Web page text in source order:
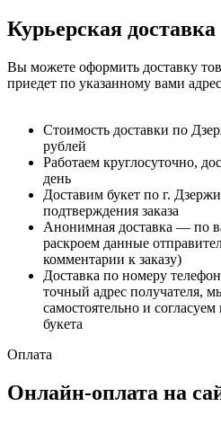
Курьерская доставка
Вы можете оформить доставку
приедет по указанному вами
Стоимость доставки по
рублей
Работаем круглосуточно,
день
Доставим букет по г.
подтверждения заказа
Анонимная доставка — по
раскроем данные
комментарии к заказу)
Доставка по номеру
точный адрес получателя,
самостоятельно и
букета
Оплата
Онлайн-оплата на